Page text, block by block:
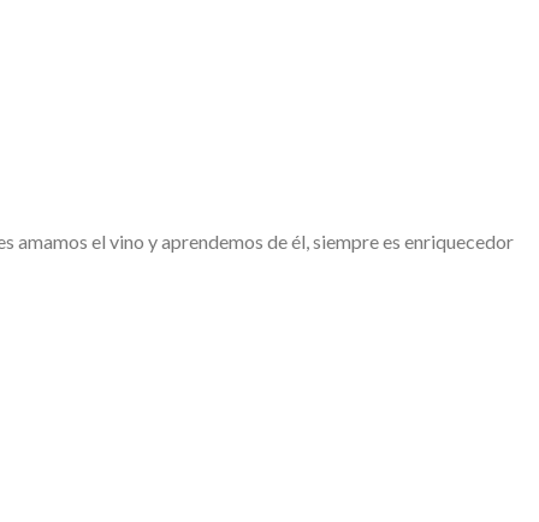
el vino y aprendemos de él, siempre es enriquecedor